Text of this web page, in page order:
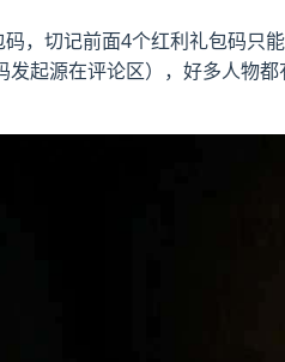
，切记前面4个红利礼包码只
起源在评论区），好多人物